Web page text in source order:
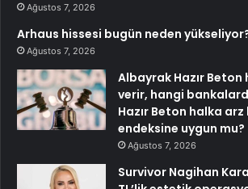
Ağustos 7, 2026
Arhaus hissesi bugün neden
Ağustos 7, 2026
Albayrak Hazır
verir, hangi
Hazır Beton halka arz
endeksine uygun mu?
Ağustos 7, 2026
Survivor Nagihan